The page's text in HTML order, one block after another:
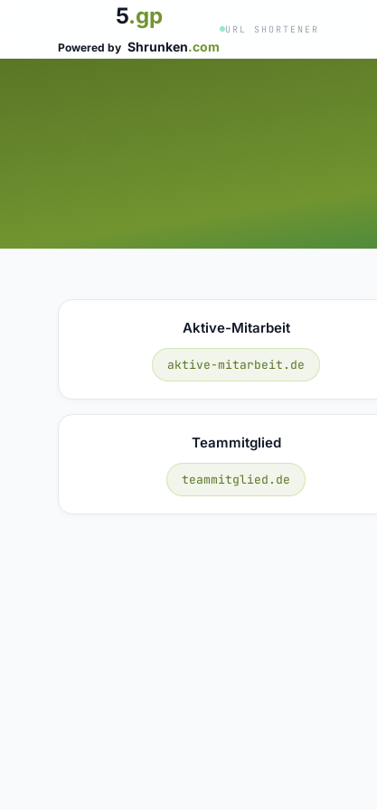
5.gp
Powered by Shrunken.com
URL SHORTENER
Aktive-Mitarbeit
aktive-mitarbeit.de
Teammitglied
teammitglied.de